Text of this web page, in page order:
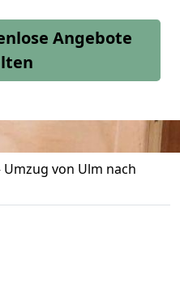
Angebote
Umzug von Ulm nach